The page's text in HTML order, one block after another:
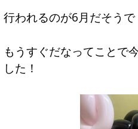
行われるのが6月だそうで
もうすぐだなってことで
した！